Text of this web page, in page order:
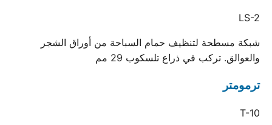
LS-2
شبكة مسطحة لتنظيف حمام السباحة من أوراق الشجر
والعوالق. تركب في ذراع تلسكوب 29 مم
ترمومتر
T-10